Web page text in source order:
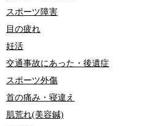
スポーツ障害
目の疲れ
妊活
交通事故にあった・後遺症
スポーツ外傷
首の痛み・寝違え
肌荒れ(美容鍼)